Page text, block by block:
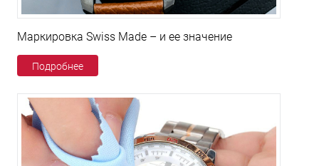
Маркировка Swiss Made – и ее значение
Подробнее